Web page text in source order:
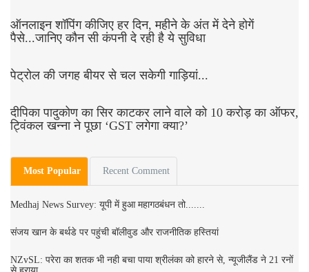
ऑनलाइन शॉपिंग कीजिए हर दिन, महीने के अंत में देने होगें
पैसे...जानिए कौन सी कंपनी दे रही है ये सुविधा
पेट्रोल की जगह बीयर से चल सकेगी गाड़ियां...
दीपिका पादुकोण का सिर काटकर लाने वाले को 10 करोड़ का ऑफर,
ट्विंकल खन्ना ने पूछा ‘GST लगेगा क्या?’
Most Popular Recent Comment
Medhaj News Survey: यूपी में हुआ महागठबंधन तो.......
संजय खान के बर्थडे पर पहुंची बॉलीवुड और राजनीतिक हस्तियां
NZvSL: परेरा का शतक भी नही बचा पाया श्रीलंका को हारने से, न्यूजीलैंड ने 21 रनों
से हराया